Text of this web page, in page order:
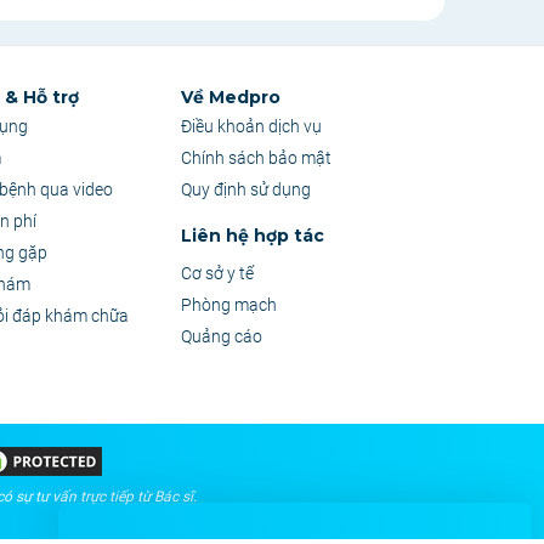
đã đạt được nhiều thành tựu đáng tự
AACI của Hoa Kỳ (American
năm 2023
giờ làm việc và vị trí chính xác của bệnh
Hỗ trợ
qua video
phí
gặp
đáp khám chữa
Về Medpro
Điều khoản dịch vụ
Chính sách bảo mật
Quy định sử dụng
Liên hệ hợp tác
Cơ sở y tế
Phòng mạch
Quảng cáo
sự tư vấn trực tiếp từ Bác sĩ.